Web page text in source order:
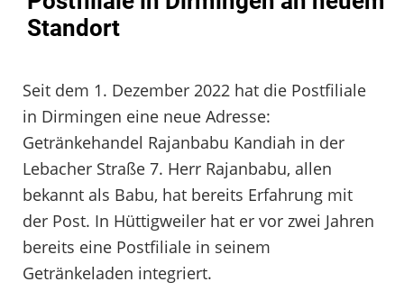
Standort
Seit dem 1. Dezember 2022 hat die Postfiliale
in Dirmingen eine neue Adresse:
Getränkehandel Rajanbabu Kandiah in der
Lebacher Straße 7. Herr Rajanbabu, allen
bekannt als Babu, hat bereits Erfahrung mit
der Post. In Hüttigweiler hat er vor zwei Jahren
bereits eine Postfiliale in seinem
Getränkeladen integriert.